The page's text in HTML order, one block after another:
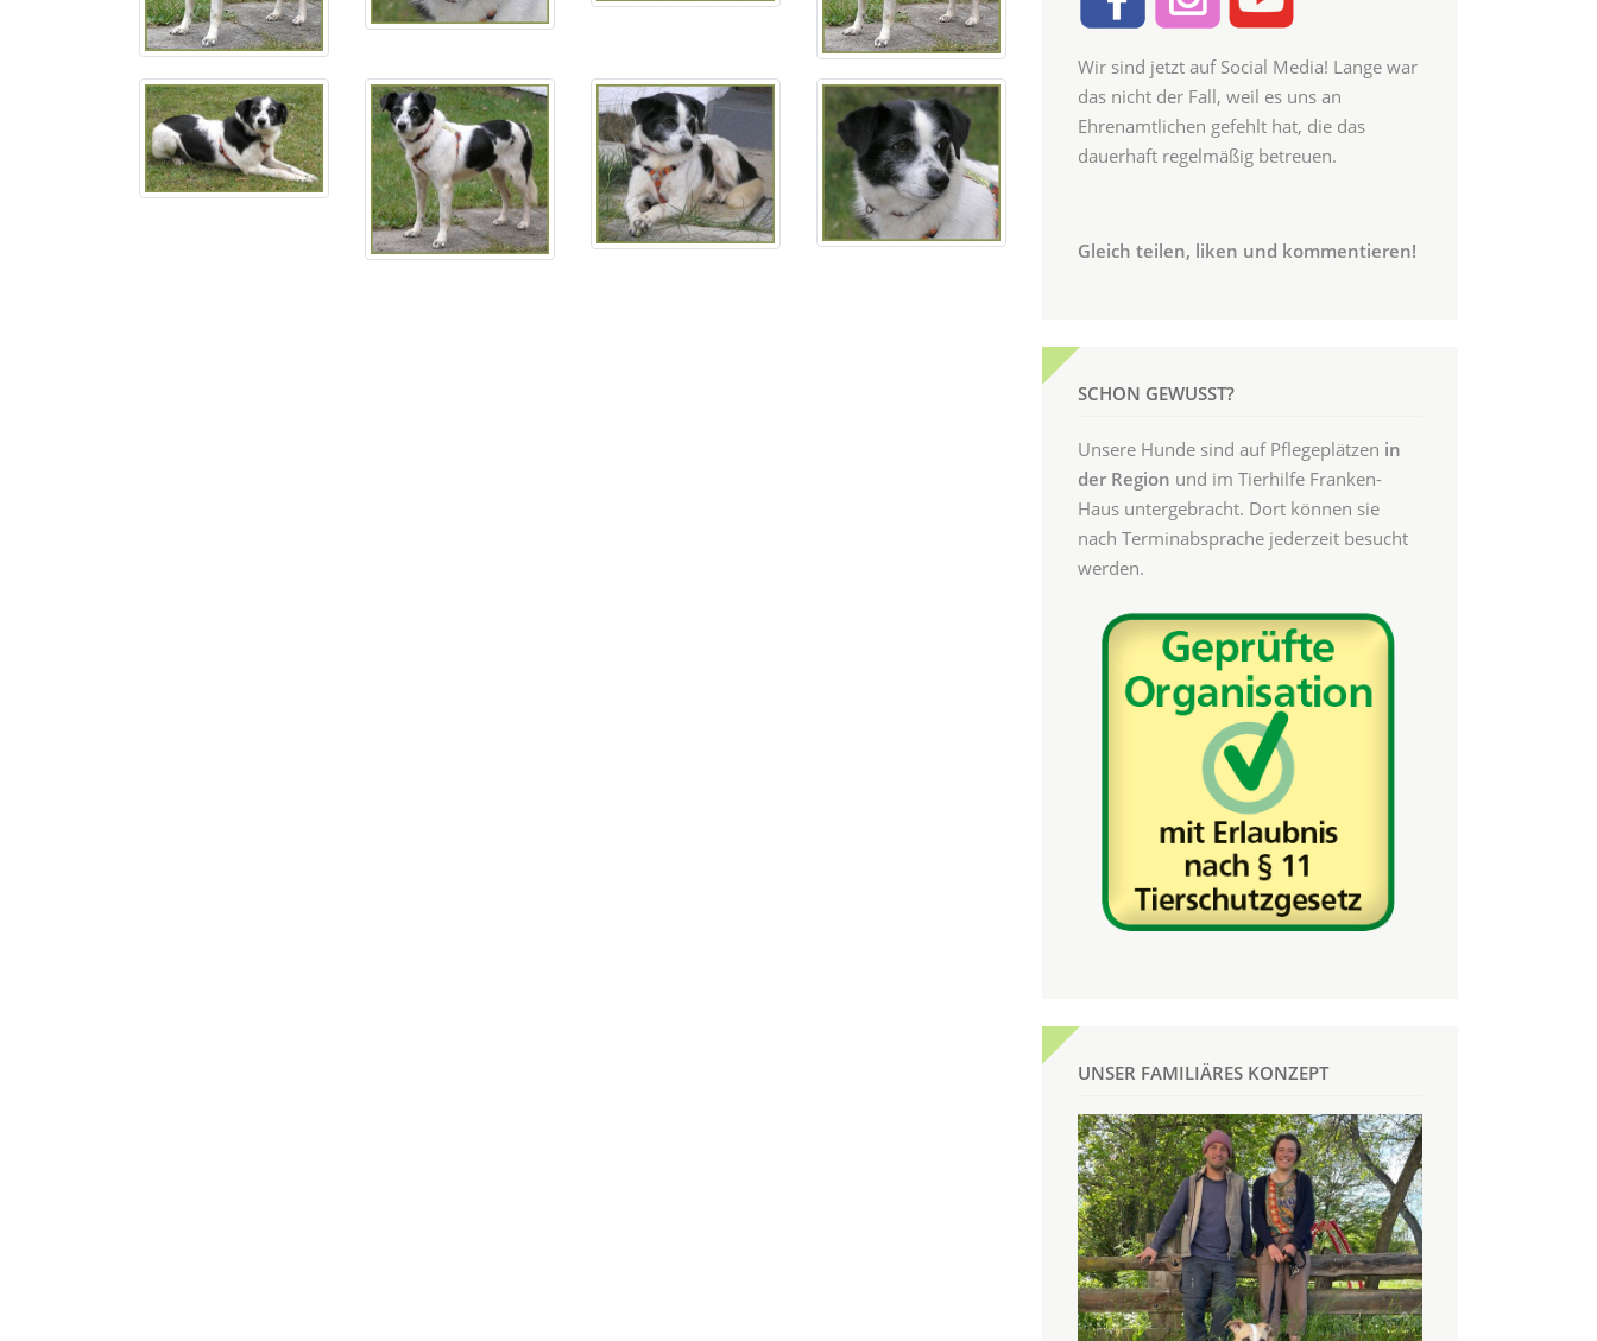
Wir sind jetzt auf Social Media! Lange war
das nicht der Fall, weil es uns an
Ehrenamtlichen gefehlt hat, die das
dauerhaft regelmäßig betreuen.
Gleich teilen, liken und kommentieren!
SCHON GEWUSST?
Unsere Hunde sind auf Pflegeplätzen in
der Region und im Tierhilfe Franken-
Haus untergebracht. Dort können sie
nach Terminabsprache jederzeit besucht
werden.
UNSER FAMILIÄRES KONZEPT